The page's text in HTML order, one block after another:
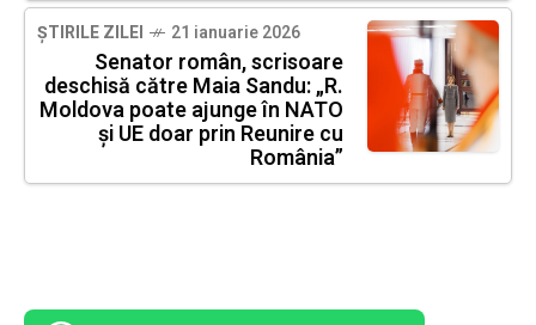
ȘTIRILE ZILEI 21 ianuarie 2026
Senator român, scrisoare
deschisă către Maia Sandu: „R.
Moldova poate ajunge în NATO
și UE doar prin Reunire cu
România”